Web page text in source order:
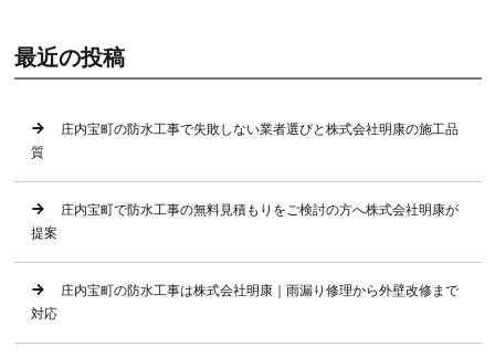
最近の投稿
庄内宝町の防水工事で失敗しない業者選びと株式会社明康の施工品
質
庄内宝町で防水工事の無料見積もりをご検討の方へ株式会社明康が
提案
庄内宝町の防水工事は株式会社明康｜雨漏り修理から外壁改修まで
対応